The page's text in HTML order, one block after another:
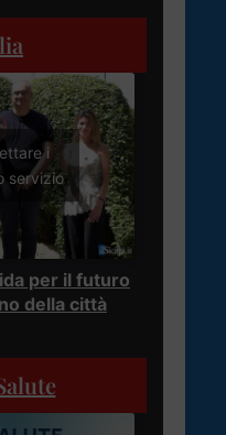
i
servizio
per il futuro
della città